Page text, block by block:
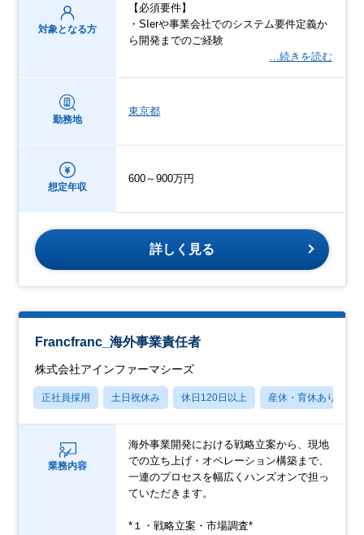
対象となる方
【必須要件】
・SIerや事業会社でのシステム要件定義か
ら開発までのご経験
…続きを読む
勤務地
東京都
想定年収
600～900万円
詳しく見る
Francfranc_海外事業責任者
株式会社アインファーマシーズ
正社員採用 土日祝休み 休日120日以上 産休・育休あり
業務内容
海外事業開発における戦略立案から、現地
での立ち上げ・オペレーション構築まで、
一連のプロセスを幅広くハンズオンで担っ
ていただきます。
*１・戦略立案・市場調査*